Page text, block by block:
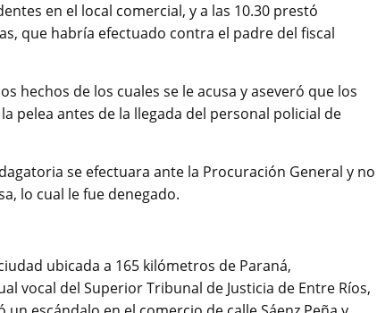
en el local comercial, y a las 10.30 prestó
que habría efectuado contra el padre del fiscal
hechos de los cuales se le acusa y aseveró que los
pelea antes de la llegada del personal policial de
se efectuara ante la Procuración General y no
lo cual le fue denegado.
ubicada a 165 kilómetros de Paraná,
vocal del Superior Tribunal de Justicia de Entre Ríos,